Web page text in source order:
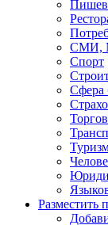
СМИ,
Спорт
Сфера
Разместить